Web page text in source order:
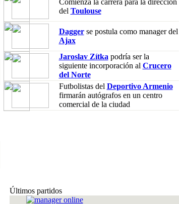
Comienza la carrera para la dirección
del Toulouse
Daggerse postula como manager del
Ajax
Jaroslav Zítka podría ser la
siguiente incorporación al Crucero
del Norte
Futbolistas del Deportivo Armenio
firmarán autógrafos en un centro
comercial de la ciudad
Últimos partidos